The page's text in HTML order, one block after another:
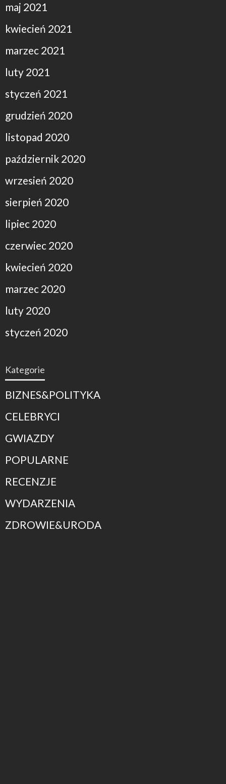
maj 2021
kwiecień 2021
marzec 2021
luty 2021
styczeń 2021
grudzień 2020
listopad 2020
październik 2020
wrzesień 2020
sierpień 2020
lipiec 2020
czerwiec 2020
kwiecień 2020
marzec 2020
luty 2020
styczeń 2020
Kategorie
BIZNES&POLITYKA
CELEBRYCI
GWIAZDY
POPULARNE
RECENZJE
WYDARZENIA
ZDROWIE&URODA